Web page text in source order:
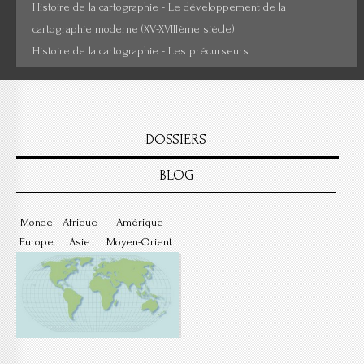
Histoire de la cartographie - Le développement de la
cartographie moderne (XV-XVIIIème siècle)
Histoire de la cartographie - Les précurseurs
DOSSIERS
BLOG
Monde
Europe
Afrique
Asie
Amérique
Moyen-Orient